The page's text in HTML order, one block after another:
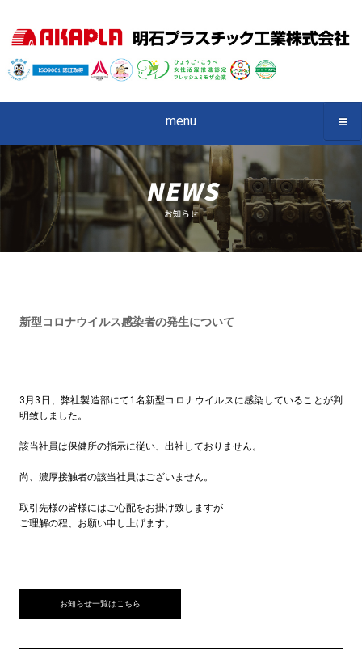
menu
新型コロナウイルス感染者の発生について
3月3日、弊社製造部にて1名新型コロナウイルスに感染していることが判
明致しました。
該当社員は保健所の指示に従い、出社しておりません。
尚、濃厚接触者の該当社員はございません。
取引先様の皆様にはご心配をお掛け致しますが
ご理解の程、お願い申し上げます。
お知らせ一覧はこちら